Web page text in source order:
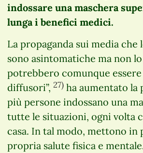
indossare una maschera
lunga i benefici medici.
La propaganda sui media che
sono asintomatiche ma non lo
potrebbero comunque essere
diffusori”, 27) ha aumentato la
più persone indossano una
tutte le situazioni, ogni volta
casa. In tal modo, mettono in
propria salute fisica e